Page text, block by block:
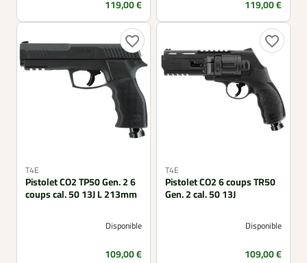
Prix
119,00 € Prix
119,00 €
favorite_border
T4E
Pistolet CO2 TP50 Gen. 2 6
coups cal. 50 13J L 213mm
Disponible
Prix
109,00 €
favorite_border
T4E
Pistolet CO2 6 coups TR50
Gen. 2 cal. 50 13J
Disponible
Prix
109,00 €